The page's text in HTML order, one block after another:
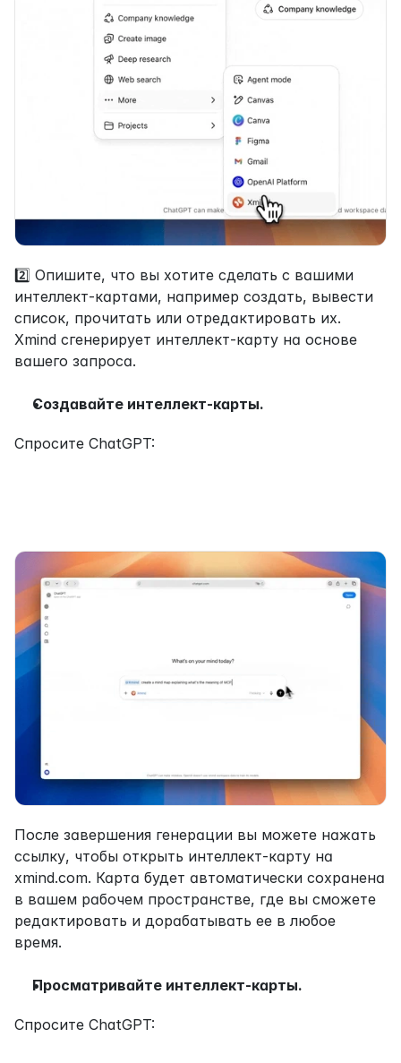
2️⃣ Опишите, что вы хотите сделать с вашими
интеллект-картами, например создать, вывести
список, прочитать или отредактировать их.
Xmind сгенерирует интеллект-карту на основе
вашего запроса.
Создавайте интеллект-карты.
Спросите ChatGPT:
После завершения генерации вы можете нажать
ссылку, чтобы открыть интеллект-карту на
xmind.com. Карта будет автоматически сохранена
в вашем рабочем пространстве, где вы сможете
редактировать и дорабатывать ее в любое
время.
Просматривайте интеллект-карты.
Спросите ChatGPT: